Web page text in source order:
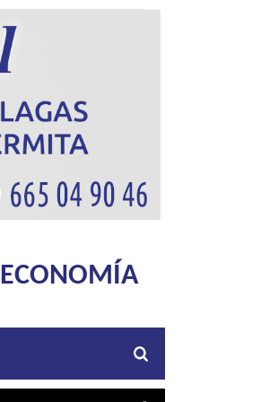
ECONOMÍA